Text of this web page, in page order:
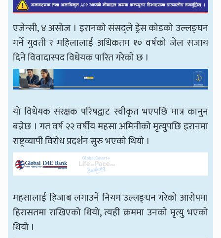
एजेन्सी, ४ असोज । इरानको संसद्ले ड्रेस कोडको उल्लङ्घन
गर्ने युवती र महिलालाई अधिकतम १० वर्षको जेल सजाय
दिने विवादास्पद विधेयक पारित गरेको छ ।
यो विधेयक संरक्षक परिषद्बाट स्वीकृत भएपछि मात्र कानुन
बन्नेछ । गत वर्ष २२ वर्षीय महसा अमिनीको मृत्युपछि इरानमा
राष्ट्रव्यापी विरोध प्रदर्शन सुरु भएको थियो ।
महसालाई हिजाब लगाउने नियम उल्लङ्घन गरेको आरोपमा
हिरासतमा राखिएको थियो, त्यही क्रममा उनको मृत्यु भएको
थियो ।